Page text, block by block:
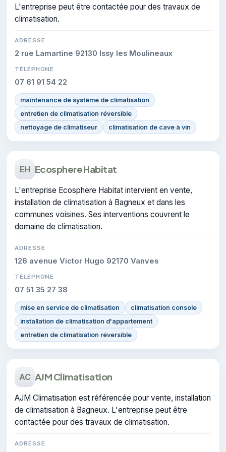
L'entreprise peut être contactée pour des travaux de
climatisation.
ADRESSE
2 rue Lamartine 92130 Issy les Moulineaux
TÉLÉPHONE
07 61 91 54 22
maintenance de système de climatisation
entretien de climatisation réversible
nettoyage de climatiseur
climatisation de cave à vin
EH Ecosphere Habitat
L'entreprise Ecosphere Habitat intervient en vente,
installation de climatisation à Bagneux et dans les
communes voisines. Ses interventions couvrent le
domaine de climatisation.
ADRESSE
126 avenue Victor Hugo 92170 Vanves
TÉLÉPHONE
07 51 35 27 38
mise en service de climatisation
climatisation console
installation de climatisation d'appartement
entretien de climatisation réversible
AC AJM Climatisation
AJM Climatisation est référencée pour vente, installation
de climatisation à Bagneux. L'entreprise peut être
contactée pour des travaux de climatisation.
ADRESSE